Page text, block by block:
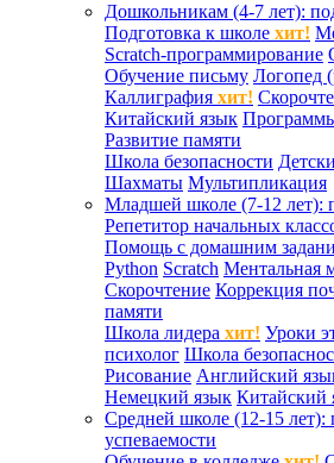
Дошкольникам (4-7 лет):
Подготовка к школе хит!
Scratch-программирование
Обучение письму Логопед
Каллиграфия хит!
Китайский язык
Развитие памяти
Школа безопасности
Шахматы Мультипликация
Младшей школе (7-12 лет):
Репетитор начальных
Помощь с домашним
Python Scratch Ментальная
Скорочтение Коррекция
памяти
Школа лидера хит! Уроки
психолог Школа
Рисование Английский
Немецкий язык Китайский
Средней школе (12-15
успеваемости